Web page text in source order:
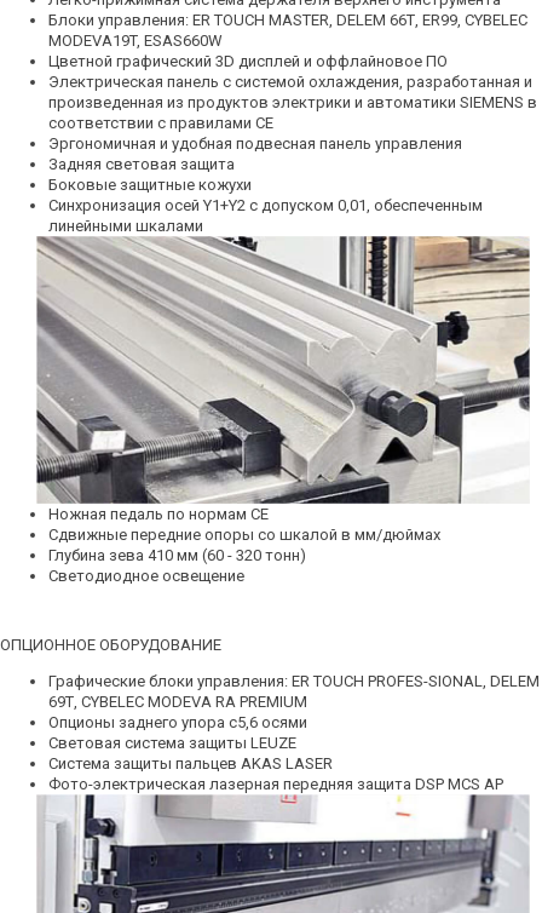
Блоки управления: ER TOUCH MASTER, DELEM 66Т, ER99, CYBELEC
MODEVA19T, ESAS660W
Цветной графический 3D дисплей и оффлайновое ПО
Электрическая панель с системой охлаждения, разработанная и
произведенная из продуктов электрики и автоматики SIEMENS в
соответствии с правилами СЕ
Эргономичная и удобная подвесная панель управления
Задняя световая защита
Боковые защитные кожухи
Синхронизация осей Y1+Y2 с допуском 0,01, обеспеченным
линейными шкалами
Ножная педаль по нормам СЕ
Сдвижные передние опоры со шкалой в мм/дюймах
Глубина зева 410 мм (60 - 320 тонн)
Светодиодное освещение
ОПЦИОННОЕ ОБОРУДОВАНИЕ
Графические блоки управления: ER TOUCH PROFES-SIONAL, DELEM
69Т, CYBELEC MODEVA RA PREMIUM
Опционы заднего упора с5,6 осями
Световая система защиты LEUZE
Система защиты пальцев AKAS LASER
Фото-электрическая лазерная передняя защита DSP MCS AP